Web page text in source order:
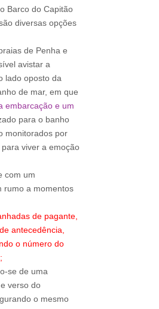
Barco do Capitão
diversas opções
de Penha e
avistar a
lado oposto da
de mar, em que
embarcação e um
para o banho
monitorados por
viver a emoção
com um
rumo a momentos
de pagante,
antecedência,
o número do
se de uma
verso do
o mesmo